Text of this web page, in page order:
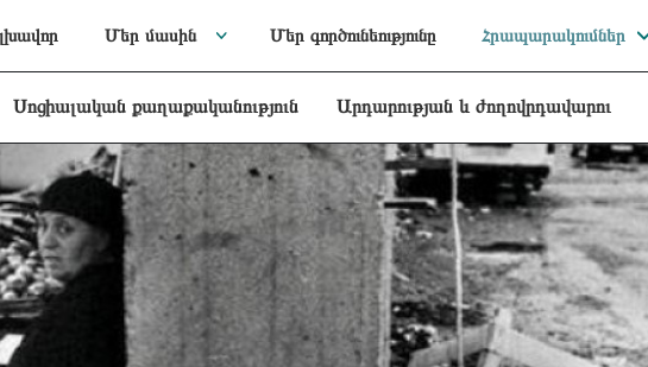
Մեր մասին Մեր գործունեությունը Հրապարակումներ
Սոցիալական քաղաքականություն Արդարության և ժողովրդավարու